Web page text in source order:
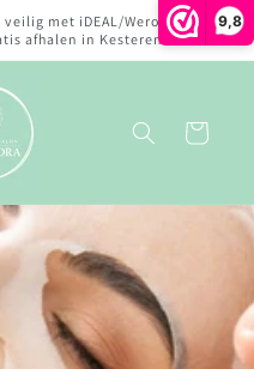
9,8
met iDEAL/Wero I
afhalen in Kesteren
Winkelwagen